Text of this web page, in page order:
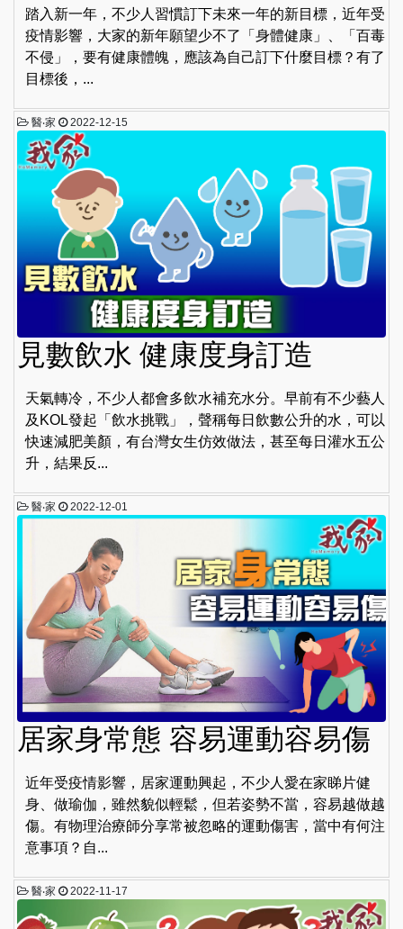
踏入新一年，不少人習慣訂下未來一年的新目標，近年受
疫情影響，大家的新年願望少不了「身體健康」、「百毒
不侵」，要有健康體魄，應該為自己訂下什麼目標？有了
目標後，...
醫‧家 2022-12-15
見數飲水 健康度身訂造
天氣轉冷，不少人都會多飲水補充水分。早前有不少藝人
及KOL發起「飲水挑戰」，聲稱每日飲數公升的水，可以
快速減肥美顏，有台灣女生仿效做法，甚至每日灌水五公
升，結果反...
醫‧家 2022-12-01
居家身常態 容易運動容易傷
近年受疫情影響，居家運動興起，不少人愛在家睇片健
身、做瑜伽，雖然貌似輕鬆，但若姿勢不當，容易越做越
傷。有物理治療師分享常被忽略的運動傷害，當中有何注
意事項？自...
醫‧家 2022-11-17